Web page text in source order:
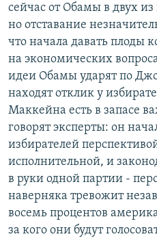
сейчас от Обамы в двух
но отставание
что начала давать плоды
на экономических
идеи Обамы ударят по
находят отклик у
Маккейна есть в запасе
говорят эксперты: он
избирателей
исполнительной, и
в руки одной партии -
наверняка тревожит
восемь процентов
за кого они будут